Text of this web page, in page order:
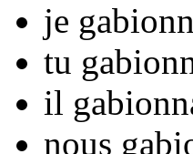
je gabionn
tu
il gabionn
nous